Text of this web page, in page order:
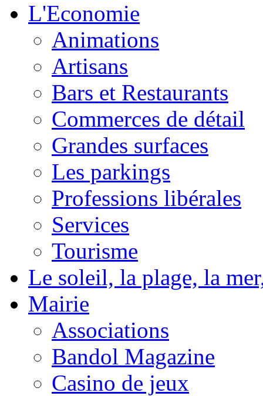
L'Economie
Animations
Artisans
Bars et Restaurants
Commerces de détail
Grandes surfaces
Les parkings
Professions libérales
Services
Tourisme
Le soleil, la plage, la
Mairie
Associations
Bandol Magazine
Casino de jeux